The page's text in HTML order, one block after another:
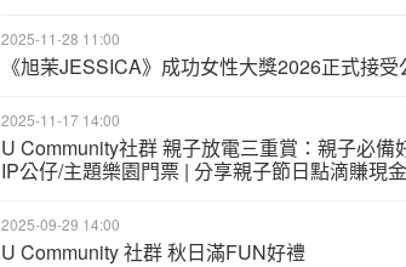
2025-11-28 11:00
《旭茉JESSICA》成功女性大獎2026正式接受
2025-11-17 14:00
U Community社群 親子放電三重賞：親子必備
IP公仔/主題樂園門票 | 分享親子節日點滴賺現
2025-09-29 14:00
U Community 社群 秋日滿FUN好禮